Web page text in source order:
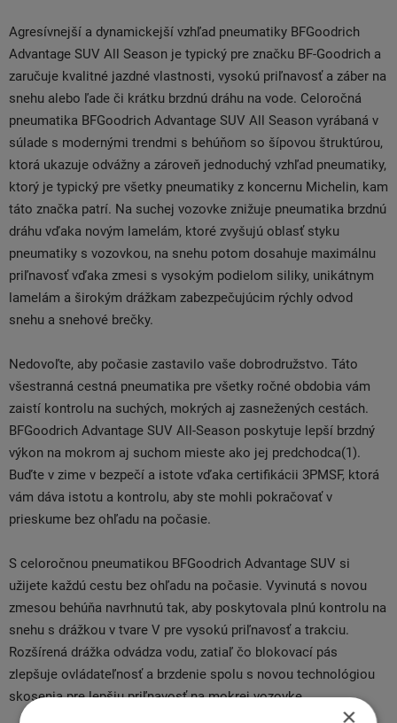
Agresívnejší a dynamickejší vzhľad pneumatiky BFGoodrich
Advantage SUV All Season je typický pre značku BF-Goodrich a
zaručuje kvalitné jazdné vlastnosti, vysokú priľnavosť a záber na
snehu alebo ľade či krátku brzdnú dráhu na vode. Celoročná
pneumatika BFGoodrich Advantage SUV All Season vyrábaná v
súlade s modernými trendmi s behúňom so šípovou štruktúrou,
ktorá ukazuje odvážny a zároveň jednoduchý vzhľad pneumatiky,
ktorý je typický pre všetky pneumatiky z koncernu Michelin, kam
táto značka patrí. Na suchej vozovke znižuje pneumatika brzdnú
dráhu vďaka novým lamelám, ktoré zvyšujú oblasť styku
pneumatiky s vozovkou, na snehu potom dosahuje maximálnu
priľnavosť vďaka zmesi s vysokým podielom siliky, unikátnym
lamelám a širokým drážkam zabezpečujúcim rýchly odvod
snehu a snehové brečky.
Nedovoľte, aby počasie zastavilo vaše dobrodružstvo. Táto
všestranná cestná pneumatika pre všetky ročné obdobia vám
zaistí kontrolu na suchých, mokrých aj zasnežených cestách.
BFGoodrich Advantage SUV All-Season poskytuje lepší brzdný
výkon na mokrom aj suchom mieste ako jej predchodca(1).
Buďte v zime v bezpečí a istote vďaka certifikácii 3PMSF, ktorá
vám dáva istotu a kontrolu, aby ste mohli pokračovať v
prieskume bez ohľadu na počasie.
S celoročnou pneumatikou BFGoodrich Advantage SUV si
užijete každú cestu bez ohľadu na počasie. Vyvinutá s novou
zmesou behúňa navrhnutú tak, aby poskytovala plnú kontrolu na
snehu s drážkou v tvare V pre vysokú priľnavosť a trakciu.
Rozšírená drážka odvádza vodu, zatiaľ čo blokovací pás
zlepšuje ovládateľnosť a brzdenie spolu s novou technológiou
skosenia pre lepšiu priľnavosť na mokrej vozovke.
×